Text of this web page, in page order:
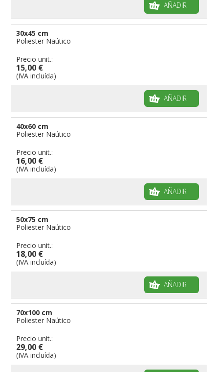
AÑADIR
30x45 cm
Poliester Naútico
Precio unit.:
15,00 €
(IVA incluída)
AÑADIR
40x60 cm
Poliester Naútico
Precio unit.:
16,00 €
(IVA incluída)
AÑADIR
50x75 cm
Poliester Naútico
Precio unit.:
18,00 €
(IVA incluída)
AÑADIR
70x100 cm
Poliester Naútico
Precio unit.:
29,00 €
(IVA incluída)